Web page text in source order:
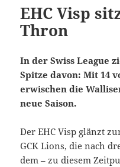
EHC Visp
Thron
In der Swiss League
Spitze davon: Mit 14
erwischen die
neue Saison.
Der EHC Visp glänzt
GCK Lions, die nach
dem – zu diesem